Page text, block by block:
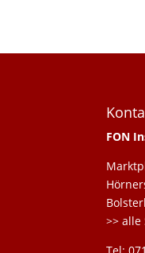
FON
>>
Tel: